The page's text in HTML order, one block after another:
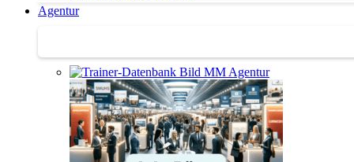
Agentur